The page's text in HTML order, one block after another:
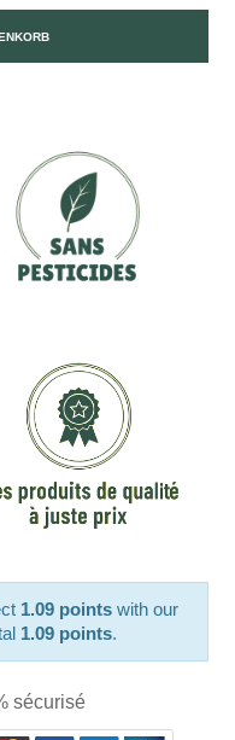
1.09 points with our
1.09 points.
sécurisé